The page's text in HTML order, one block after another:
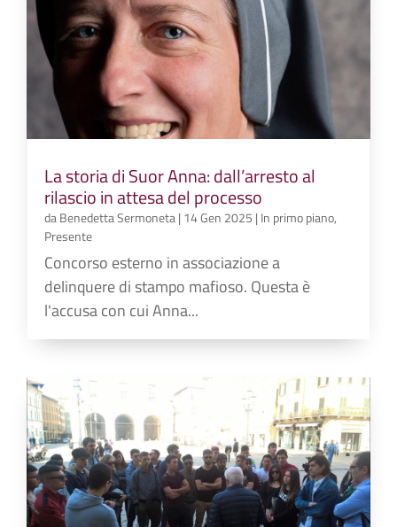
La storia di Suor Anna: dall’arresto al
rilascio in attesa del processo
daBenedetta Sermoneta| 14 Gen 2025 | In primo piano,
Presente
Concorso esterno in associazione a
delinquere di stampo mafioso. Questa è
l'accusa con cui Anna...